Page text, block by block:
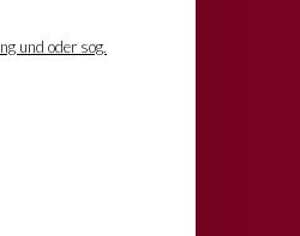
und oder sog.